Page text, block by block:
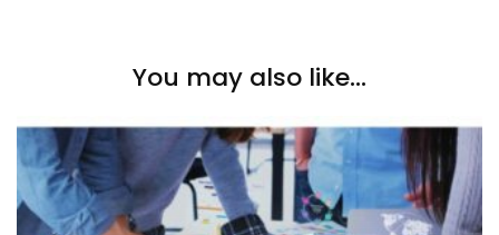
You may also like...